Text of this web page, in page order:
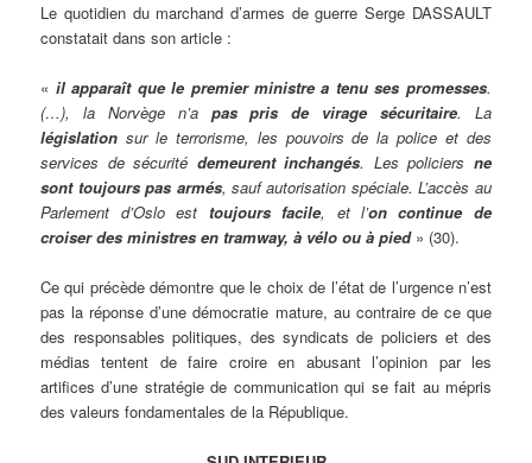
Le quotidien du marchand d’armes de guerre Serge DASSAULT
constatait dans son article :
« il apparaît que le premier ministre a tenu ses promesses.
(…), la Norvège n’a pas pris de virage sécuritaire. La
législation sur le terrorisme, les pouvoirs de la police et des
services de sécurité demeurent inchangés. Les policiers ne
sont toujours pas armés, sauf autorisation spéciale. L’accès au
Parlement d’Oslo est toujours facile, et l’on continue de
croiser des ministres en tramway, à vélo ou à pied» (30).
Ce qui précède démontre que le choix de l’état de l’urgence n’est
pas la réponse d’une démocratie mature, au contraire de ce que
des responsables politiques, des syndicats de policiers et des
médias tentent de faire croire en abusant l’opinion par les
artifices d’une stratégie de communication qui se fait au mépris
des valeurs fondamentales de la République.